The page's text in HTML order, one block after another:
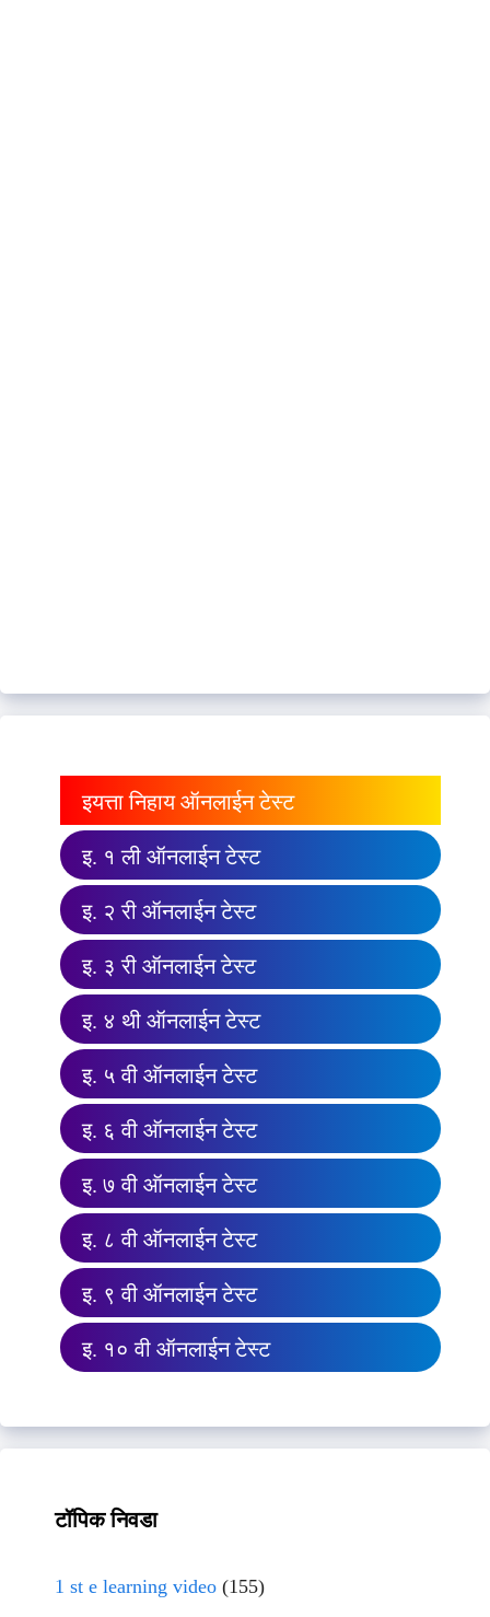
इयत्ता निहाय ऑनलाईन टेस्ट
इ. १ ली ऑनलाईन टेस्ट
इ. २ री ऑनलाईन टेस्ट
इ. ३ री ऑनलाईन टेस्ट
इ. ४ थी ऑनलाईन टेस्ट
इ. ५ वी ऑनलाईन टेस्ट
इ. ६ वी ऑनलाईन टेस्ट
इ. ७ वी ऑनलाईन टेस्ट
इ. ८ वी ऑनलाईन टेस्ट
इ. ९ वी ऑनलाईन टेस्ट
इ. १० वी ऑनलाईन टेस्ट
टॉपिक निवडा
1 st e learning video (155)